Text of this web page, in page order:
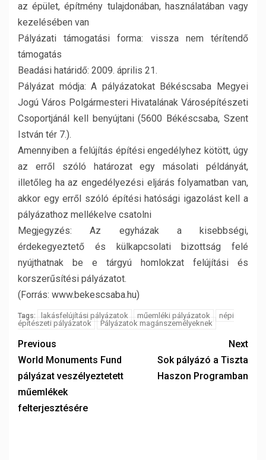
az épület, építmény tulajdonában, használatában vagy
kezelésében van
Pályázati támogatási forma: vissza nem térítendő
támogatás
Beadási határidő: 2009. április 21.
Pályázat módja: A pályázatokat Békéscsaba Megyei
Jogú Város Polgármesteri Hivatalának Városépítészeti
Csoportjánál kell benyújtani (5600 Békéscsaba, Szent
István tér 7.).
Amennyiben a felújítás építési engedélyhez kötött, úgy
az erről szóló határozat egy másolati példányát,
illetőleg ha az engedélyezési eljárás folyamatban van,
akkor egy erről szóló építési hatósági igazolást kell a
pályázathoz mellékelve csatolni
Megjegyzés: Az egyházak a kisebbségi,
érdekegyeztető és külkapcsolati bizottság felé
nyújthatnak be e tárgyú homlokzat felújítási és
korszerűsítési pályázatot.
(Forrás: www.bekescsaba.hu)
Tags: lakásfelújítási pályázatok műemléki pályázatok
népi
építészeti pályázatok
Pályázatok magánszemélyeknek
Previous
World Monuments Fund
pályázat veszélyeztetett
műemlékek
felterjesztésére
Next
Sok pályázó a Tiszta
Haszon Programban